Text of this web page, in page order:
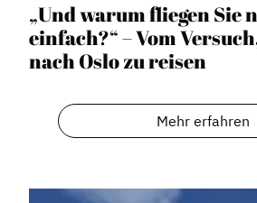
Dachverband
Vorstand
„Und warum fliegen Sie
einfach?“ – Vom
nach Oslo zu reisen
Mehr erfahren